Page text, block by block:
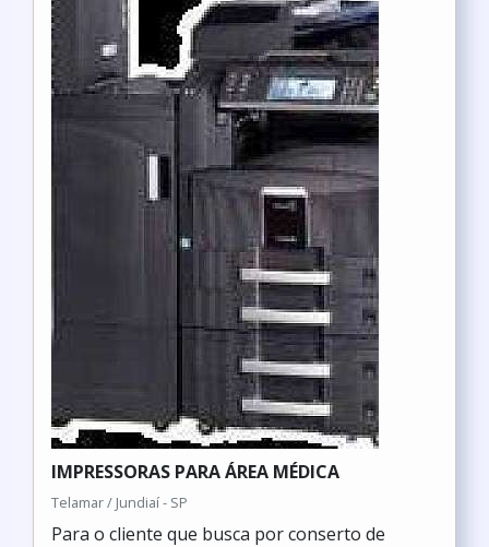
IMPRESSORAS PARA ÁREA MÉDICA
Telamar / Jundiaí - SP
Para o cliente que busca por conserto de